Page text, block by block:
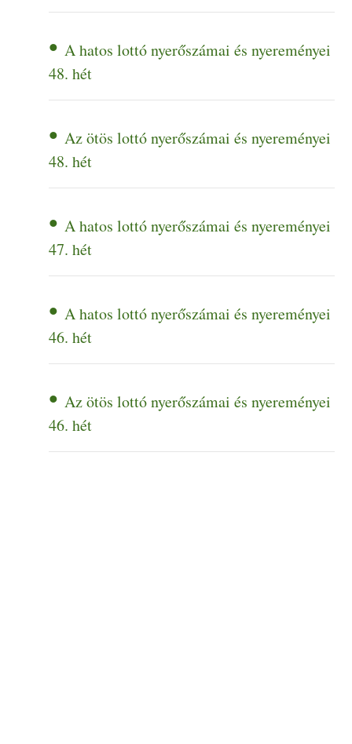
A hatos lottó nyerőszámai és nyereményei
48. hét
Az ötös lottó nyerőszámai és nyereményei
48. hét
A hatos lottó nyerőszámai és nyereményei
47. hét
A hatos lottó nyerőszámai és nyereményei
46. hét
Az ötös lottó nyerőszámai és nyereményei
46. hét